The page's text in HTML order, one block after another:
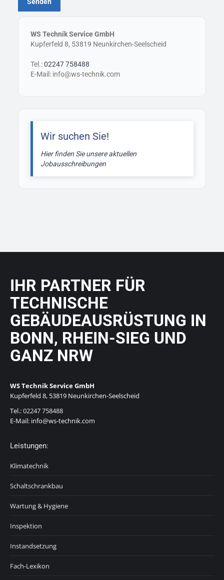
WS Technik Service GmbH
Kupferfeld 8, 53819 Neunkirchen-Seelscheid
Tel.:02247 758488
E-Mail: info@ws-technik.com
Wir suchen Sie!
Hier finden Sie unsere aktuellen
Jobausschreibungen
IHR PARTNER FÜR
TECHNISCHE
GEBÄUDEAUSRÜSTUNG IN
BONN, RHEIN-SIEG UND
GANZ NRW
WS Technik Service GmbH
Kupferfeld 8, 53819 Neunkirchen-Seelscheid
Tel.:02247 758488
E-Mail: info@ws-technik.com
Leistungen:
Klimatechnik
Schaltschrankbau
Wartung & Hygiene
Inspektion
Instandsetzung
Fach-Lexikon